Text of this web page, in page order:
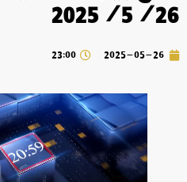
2025/5/26
2025-05-26
23:00